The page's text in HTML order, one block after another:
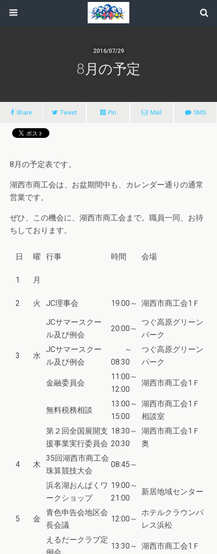
2016/07/29
8月の予定
Share Tweet Pin Mail SMS
8月の予定表です。
湖西市商工会は、お盆期間中も、カレンダー通りの通常
営業です。
ぜひ、この機会に、湖西市商工会まで。職員一同、お待
ちしております。
日 曜 行事 時間 会場
1 月
2 火 JC理事会 19:00～ 湖西市商工会1Ｆ
JCサマースクー
ル及び例会
20:00～
つぐ高原グリーン
パーク
3 水
JCサマースクー
ル及び例会
～
08:30
つぐ高原グリーン
パーク
金融委員会
11:00～
12:00
湖西市商工会1Ｆ
無料税務相談
13:00～
15:00
湖西市商工会1Ｆ
相談室
第２回全国展開支
援事業実行委員会
18:30～
20:30
湖西市商工会1Ｆ
奥
4 木
35回湖西市商工会
珠算競技大会
08:45～
浜名湖おんぱくワ
ークショップ
19:00～
21:00
新居地域センター
5 金
青色申告会地区会
長会議
12:00～
ホテルクラウンパ
レス浜松
えるだークラブ定
13:30～ 湖西市商工会1Ｆ